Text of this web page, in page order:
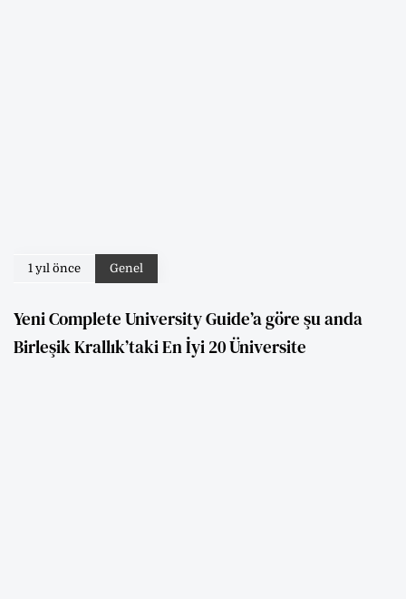
1 yıl önce Genel
Yeni Complete University Guide’a göre şu anda
Birleşik Krallık’taki En İyi 20 Üniversite